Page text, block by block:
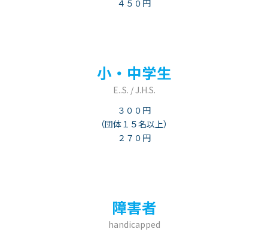
４５０円
小・中学生
E..S. / J.H.S.
３００円
（団体１５名以上）
２７０円
障害者
handicapped